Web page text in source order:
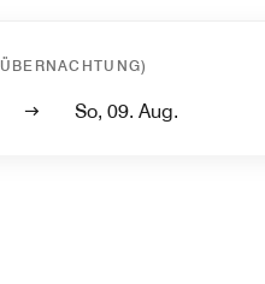
ÜBERNACHTUNG)
So, 09. Aug.